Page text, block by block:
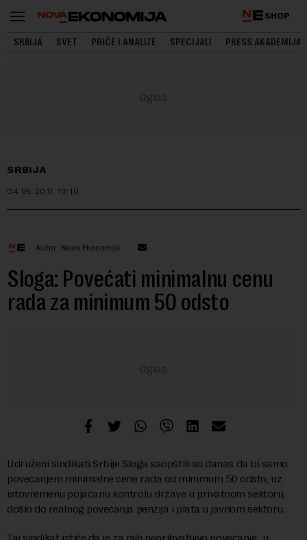
SHOP
SRBIJA SVET PRIČE I ANALIZE SPECIJALI PRESS AKADEMIJA
SRBIJA
04.05.2017. 12:10
Autor: Nova Ekonomija
Sloga: Povećati minimalnu cenu
rada za minimum 50 odsto
Udruženi sindikati Srbije Sloga saopštili su danas da bi samo
povećanjem minimalne cene rada od minimum 50 odsto, uz
istovremenu pojačanu kontrolu države u privatnom sektoru,
došlo do realnog povećanja penzija i plata u javnom sektoru.